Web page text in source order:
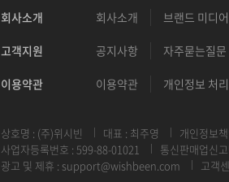
회사소개 회사소개 브랜드 미디어
고객지원 공지사항 자주묻는질문
이용약관 이용약관 개인정보 처
상호명 : (주)위시빈 대표 : 최주영
개인정보
사업자등록번호 : 599-88-01021
통신판매업신
광고 및 제휴 : support@wishbeen.com 고객